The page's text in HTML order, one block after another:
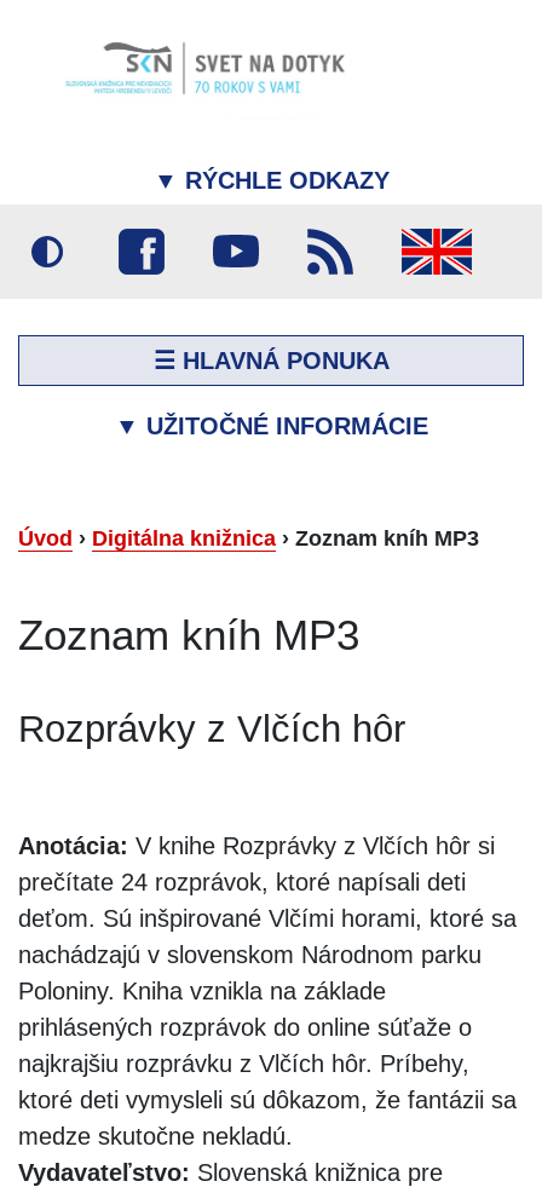
▼ RÝCHLE ODKAZY
☰ HLAVNÁ PONUKA
▼ UŽITOČNÉ INFORMÁCIE
Úvod › Digitálna knižnica › Zoznam kníh MP3
Zoznam kníh MP3
Rozprávky z Vlčích hôr
Anotácia: V knihe Rozprávky z Vlčích hôr si
prečítate 24 rozprávok, ktoré napísali deti
deťom. Sú inšpirované Vlčími horami, ktoré sa
nachádzajú v slovenskom Národnom parku
Poloniny. Kniha vznikla na základe
prihlásených rozprávok do online súťaže o
najkrajšiu rozprávku z Vlčích hôr. Príbehy,
ktoré deti vymysleli sú dôkazom, že fantázii sa
medze skutočne nekladú.
Vydavateľstvo: Slovenská knižnica pre